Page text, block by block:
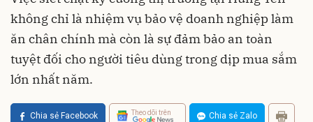
không chỉ là nhiệm vụ bảo vệ doanh nghiệp làm
ăn chân chính mà còn là sự đảm bảo an toàn
tuyệt đối cho người tiêu dùng trong dịp mua sắm
lớn nhất năm.
Chia sẻ Facebook Theo dõi trên Chia sẻ Zalo